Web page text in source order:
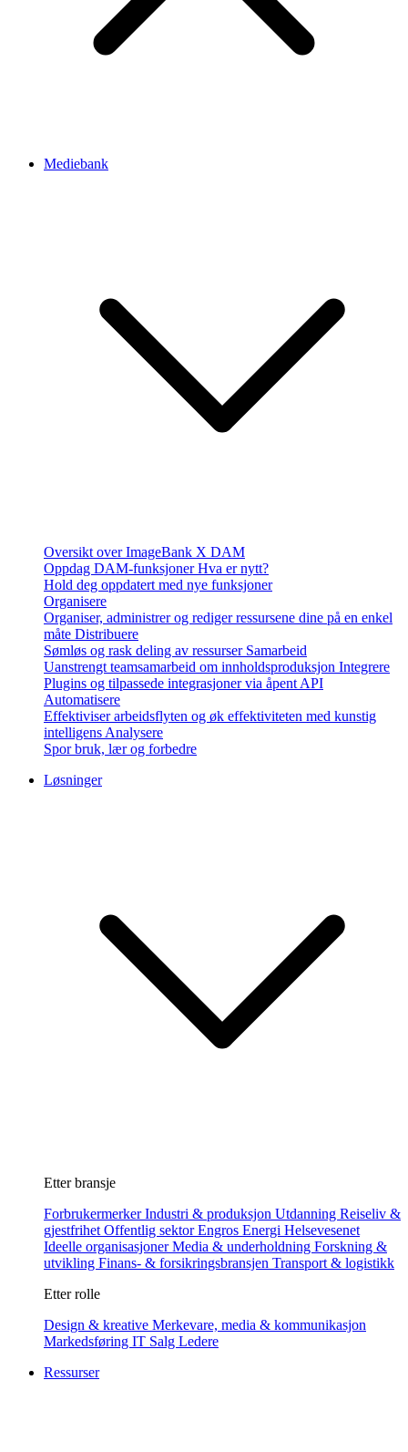
Mediebank
Oversikt over ImageBank X DAM
Oppdag DAM-funksjonerHva er nytt?
Hold deg oppdatert med nye funksjoner
Organisere
Organiser, administrer og rediger ressursene dine på en enkel
måte Distribuere
Sømløs og rask deling av ressurser Samarbeid
Uanstrengt teamsamarbeid om innholdsproduksjon Integrere
Plugins og tilpassede integrasjoner via åpent API
Automatisere
Effektiviser arbeidsflyten og øk effektiviteten med kunstig
intelligens Analysere
Spor bruk, lær og forbedre
Løsninger
Etter bransje
ForbrukermerkerIndustri & produksjon Utdanning Reiseliv &
gjestfrihet Offentlig sektorEngros Energi Helsevesenet
Ideelle organisasjonerMedia & underholdning Forskning &
utvikling Finans- & forsikringsbransjen Transport & logistikk
Etter rolle
Design & kreative Merkevare, media & kommunikasjon
Markedsføring IT Salg Ledere
Ressurser